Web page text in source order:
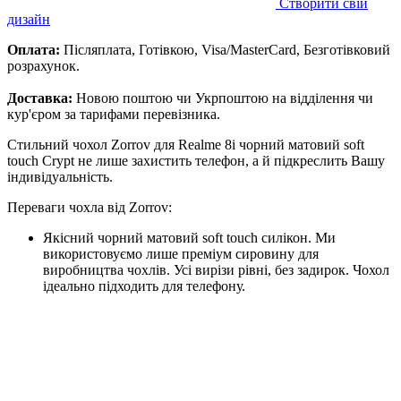
дизайн
Оплата: Післяплата, Готівкою, Visa/MasterCard, Безготівковий
розрахунок.
Доставка: Новою поштою чи Укрпоштою на відділення чи
кур'єром за тарифами перевізника.
Стильний чохол Zorrov для Realme 8i чорний матовий soft
touch Crypt не лише захистить телефон, а й підкреслить Вашу
індивідуальність.
Переваги чохла від Zorrov:
Якісний чорний матовий soft touch силікон. Ми
використовуємо лише преміум сировину для
виробництва чохлів. Усі вирізи рівні, без задирок. Чохол
ідеально підходить для телефону.